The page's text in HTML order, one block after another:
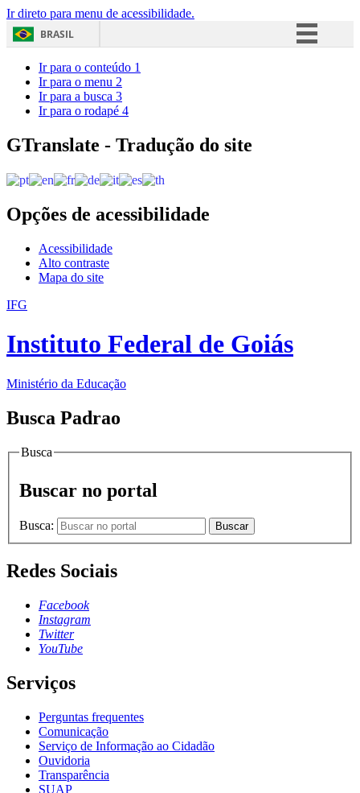
Ir direto para menu de acessibilidade.
BRASIL
Acesso à informação
Ir para o conteúdo 1
Ir para o menu 2
Ir para a busca 3
Ir para o rodapé 4
GTranslate - Tradução do site
Opções de acessibilidade
Acessibilidade
Alto contraste
Mapa do site
IFG
Instituto Federal de Goiás
Ministério da Educação
Busca Padrao
Busca
Buscar no portal
Busca: Buscar
Redes Sociais
Facebook
Instagram
Twitter
YouTube
Serviços
Perguntas frequentes
Comunicação
Serviço de Informação ao Cidadão
Ouvidoria
Transparência
SUAP